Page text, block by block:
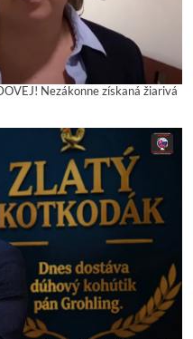
Nezákonne získaná žiarivá